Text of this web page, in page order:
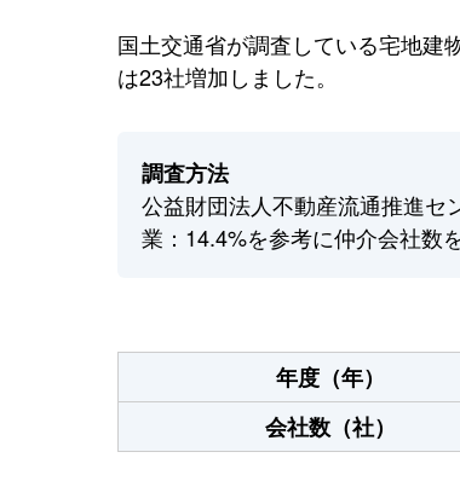
国土交通省が調査している宅地建
は23社増加しました。
調査方法
公益財団法人不動産流通推進セ
業：14.4%を参考に仲介会社数
年度（年）
会社数（社）